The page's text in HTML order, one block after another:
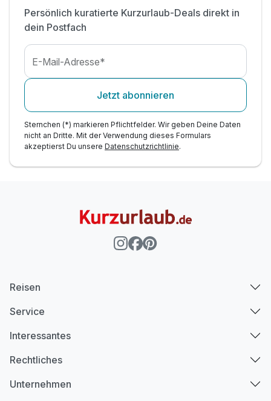
Persönlich kuratierte Kurzurlaub-Deals direkt in
dein Postfach
E-Mail-Adresse*
Jetzt abonnieren
Sternchen (*) markieren Pflichtfelder. Wir geben Deine Daten
nicht an Dritte. Mit der Verwendung dieses Formulars
akzeptierst Du unsere Datenschutzrichtlinie.
Reisen
Service
Interessantes
Rechtliches
Unternehmen